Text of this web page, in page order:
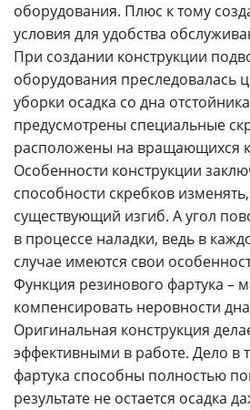
оборудования. Плюс к тому
условия для удобства
При создании конструкции
оборудования преследовалась
уборки осадка со дна
предусмотрены специальные
расположены на вращающихся
Особенности конструкции
способности скребков
существующий изгиб. А угол
в процессе наладки, ведь в
случае имеются свои
Функция резинового фартука –
компенсировать неровности
Оригинальная конструкция
эффективными в работе. Дело в
фартука способны полностью
результате не остается осадка